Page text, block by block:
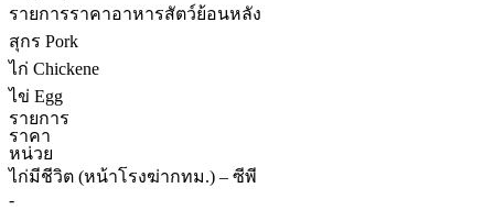
รายการราคาอาหารสัตว์ย้อนหลัง
สุกร Pork
ไก่ Chickene
ไข่ Egg
รายการ
ราคา
หน่วย
ไก่มีชีวิต (หน้าโรงฆ่ากทม.) – ซีพี
-